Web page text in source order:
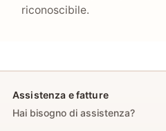
riconoscibile.
Assistenza e fatture
Hai bisogno di assistenza?